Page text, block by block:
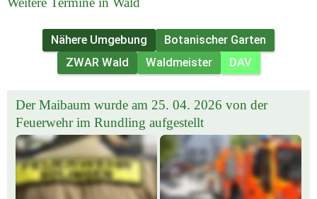
Nähere Umgebung
Botanischer Garten
ZWAR Wald
Waldmeister DAV
Der Maibaum wurde am 25. 04. 2026 von der
Feuerwehr im Rundling aufgestellt